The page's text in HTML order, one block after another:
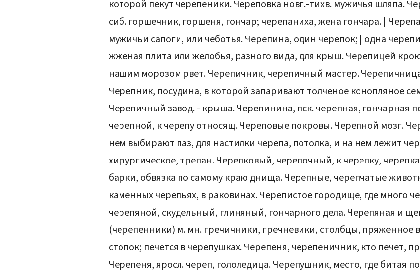
которой пекут черепеники. Череповка новг.-тихв. мужичья шляпа.
сиб. горшечник, горшеня, гончар; черепаниха, жена гончара. |
мужичьи сапоги, или чеботья. Черепина, один черепок; | одна
жженая плита или желобья, разного вида, для крыш. Черепицей
нашим морозом рвет. Черепичник, черепичный мастер.
Черепник, посудина, в которой запаривают толченое конопляное
Черепичный завод. - крыша. Черепинина, пск. черепная, гончарная
черепной, к черепу относящ. Череповые покровы. Черепной мозг.
нем выбирают паз, для настилки черепа, потолка, и на нем лежит
хирургическое, трепан. Черепковый, черепочный, к черепку,
барки, обвязка по самому краю днища. Черепные, черепчатые
каменных черепьях, в раковинах. Черепистое городище, где много
черепяной, скудельный, глиняный, гончарного дела. Черепяная и
(черепенники) м. мн. гречичники, гречневики, столбцы, пряженное
стопок; печется в черепушках. Черепеня, черепеничник, кто печет,
Черепеня, яросл. череп, гололедица. Черепушник, место, где битая